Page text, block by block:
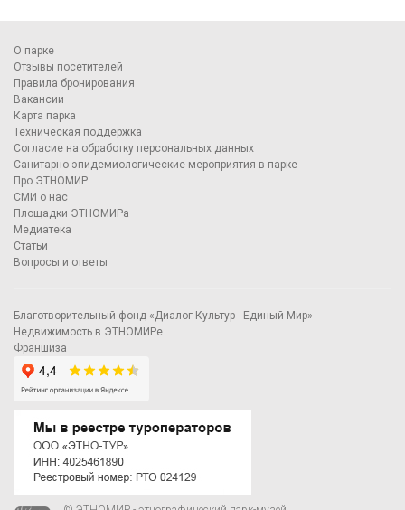
О парке
Отзывы посетителей
Правила бронирования
Вакансии
Карта парка
Техническая поддержка
Согласие на обработку персональных данных
Санитарно-эпидемиологические мероприятия в парке
Про ЭТНОМИР
СМИ о нас
Площадки ЭТНОМИРа
Медиатека
Статьи
Вопросы и ответы
Благотворительный фонд «Диалог Культур - Единый Мир»
Недвижимость в ЭТНОМИРе
Франшиза